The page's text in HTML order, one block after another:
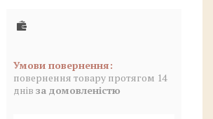
повернення товару протягом 14
днів за домовленістю